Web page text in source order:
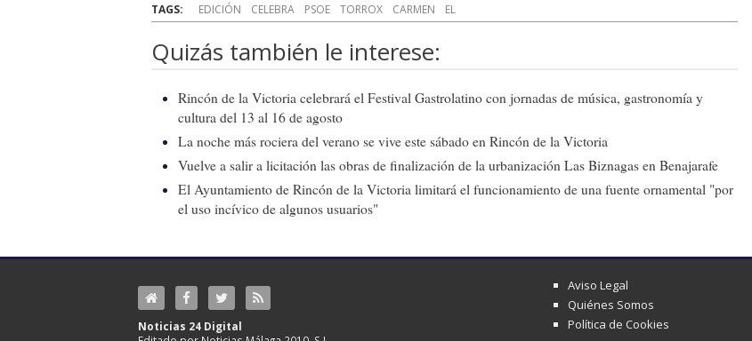
TAGS: EDICIÓN CELEBRA PSOE TORROX CARMEN EL
Quizás también le interese:
Rincón de la Victoria celebrará el Festival Gastrolatino con jornadas de música, gastronomía y
cultura del 13 al 16 de agosto
La noche más rociera del verano se vive este sábado en Rincón de la Victoria
Vuelve a salir a licitación las obras de finalización de la urbanización Las Biznagas en Benajarafe
El Ayuntamiento de Rincón de la Victoria limitará el funcionamiento de una fuente ornamental "por
el uso incívico de algunos usuarios"
Noticias 24 Digital
Aviso Legal
Quiénes Somos
Política de Cookies